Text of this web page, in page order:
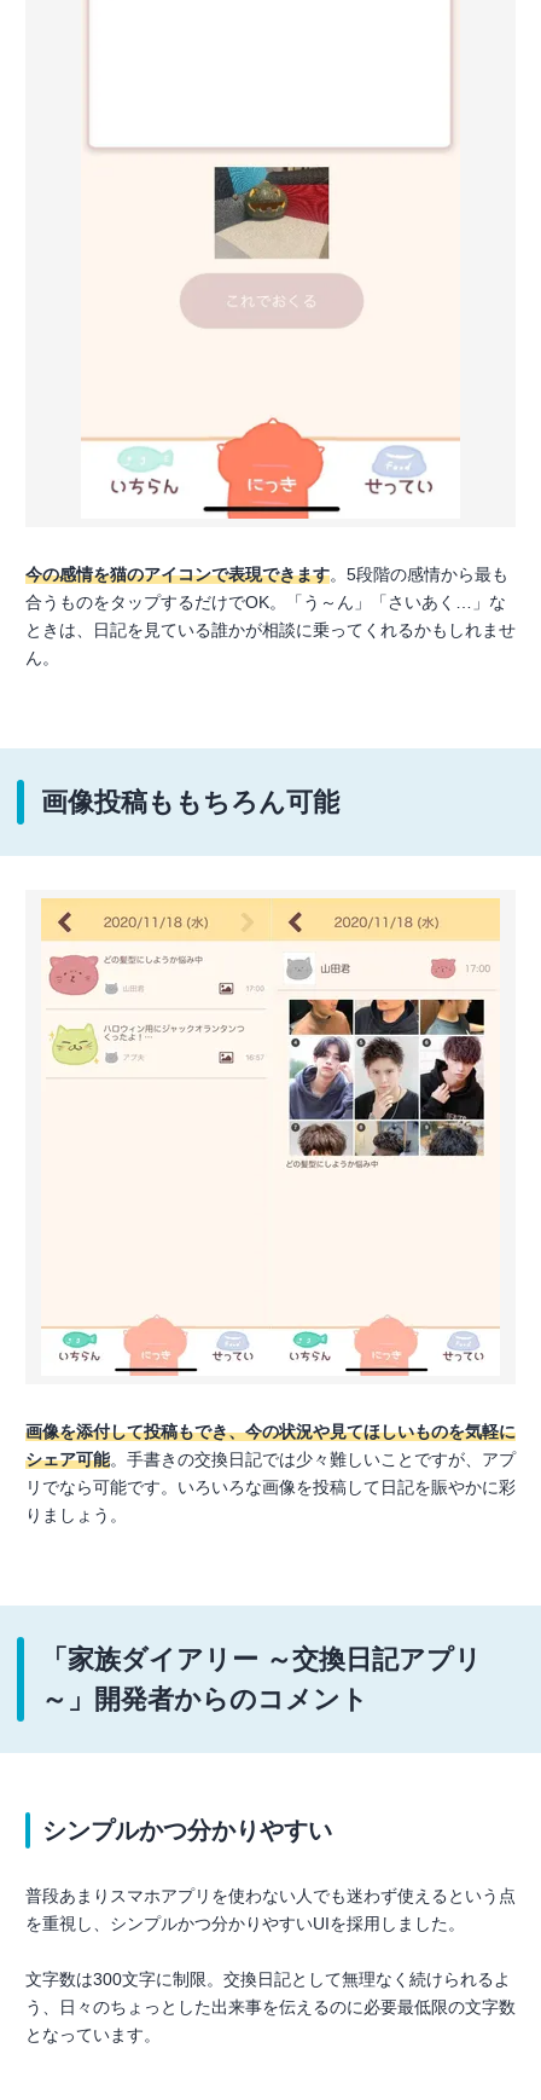
今の感情を猫のアイコンで表現できます。5段階の感情から最も
合うものをタップするだけでOK。「う～ん」「さいあく…」な
ときは、日記を見ている誰かが相談に乗ってくれるかもしれませ
ん。
画像投稿ももちろん可能
画像を添付して投稿もでき、今の状況や見てほしいものを気軽に
シェア可能。手書きの交換日記では少々難しいことですが、アプ
リでなら可能です。いろいろな画像を投稿して日記を賑やかに彩
りましょう。
「家族ダイアリー ～交換日記アプリ
～」開発者からのコメント
シンプルかつ分かりやすい
普段あまりスマホアプリを使わない人でも迷わず使えるという点
を重視し、シンプルかつ分かりやすいUIを採用しました。
文字数は300文字に制限。交換日記として無理なく続けられるよ
う、日々のちょっとした出来事を伝えるのに必要最低限の文字数
となっています。